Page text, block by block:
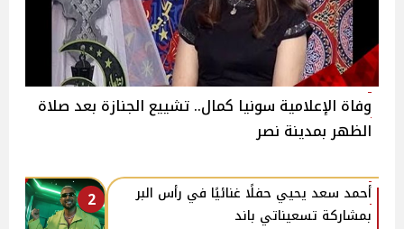
وفاة الإعلامية سونيا كمال.. تشييع الجنازة بعد صلاة
الظهر بمدينة نصر
2
أحمد سعد يحيي حفلًا غنائيًا في رأس البر
بمشاركة تسعيناتي باند